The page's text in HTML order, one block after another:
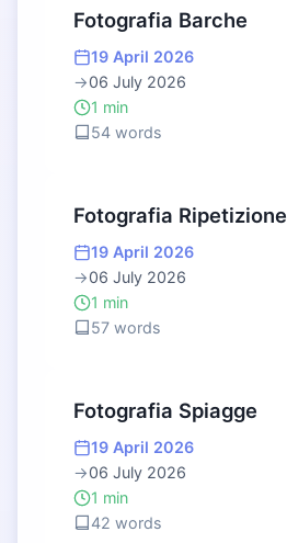
Fotografia Barche
19 April 2026
→06 July 2026
1 min
54 words
Fotografia Ripetizione
19 April 2026
→06 July 2026
1 min
57 words
Fotografia Spiagge
19 April 2026
→06 July 2026
1 min
42 words